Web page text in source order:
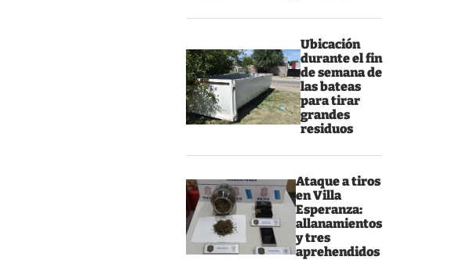
Ubicación
durante el fin
de semana de
las bateas
para tirar
grandes
residuos
Ataque a tiros
en Villa
Esperanza:
allanamientos
y tres
aprehendidos